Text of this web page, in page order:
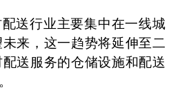
送行业主要集中在一线城
来，这一趋势将延伸至二
送服务的仓储设施和配送